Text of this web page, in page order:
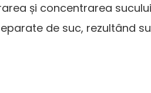
și concentrarea
de suc, rezultând